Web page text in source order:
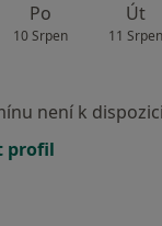
Po
10 Srpen
Út
11 Srpen
není k dispozici
profil